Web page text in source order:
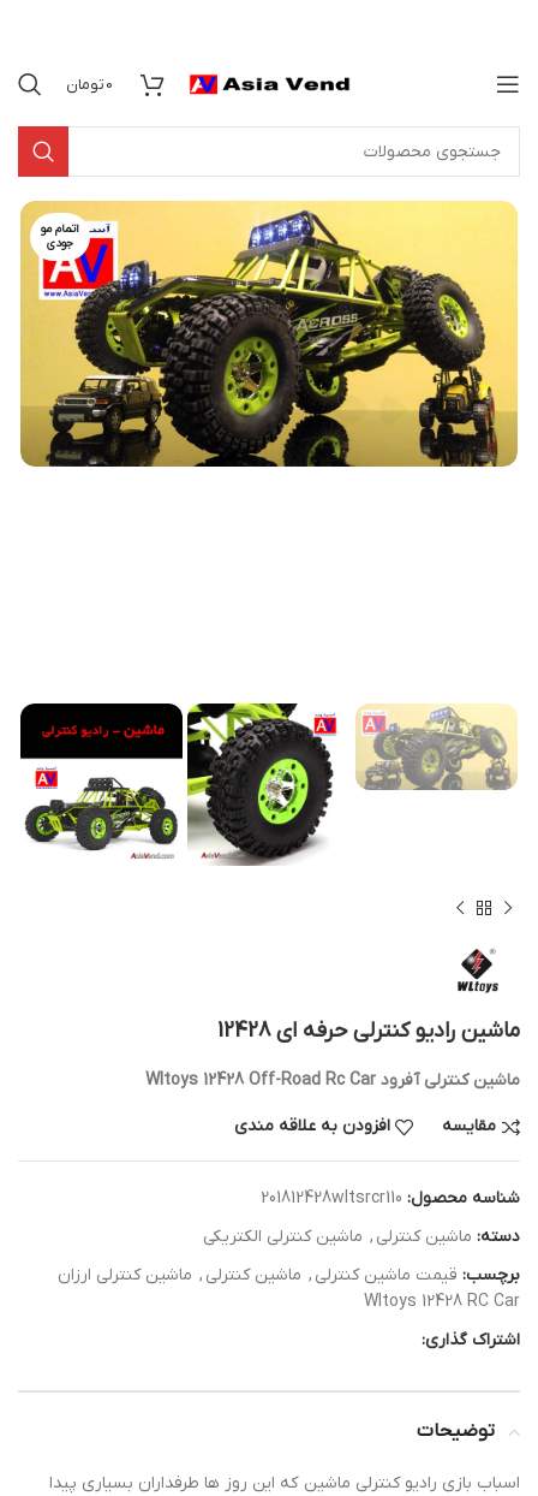
0تومان
اتمام مو
جودی
ماشین رادیو کنترلی حرفه ای 12428
ماشین کنترلی آفرود Wltoys 12428 Off-Road Rc Car
مقایسه افزودن به علاقه مندی
شناسه محصول: 201812428wltsrcr110
دسته: ماشین کنترلی , ماشین کنترلی الکتریکی
برچسب: قیمت ماشین کنترلی , ماشین کنترلی , ماشین کنترلی ارزان
Wltoys 12428 RC Car
اشتراک گذاری:
توضیحات
اسباب بازی رادیو کنترلی ماشین که این روز ها طرفداران بسیاری پیدا